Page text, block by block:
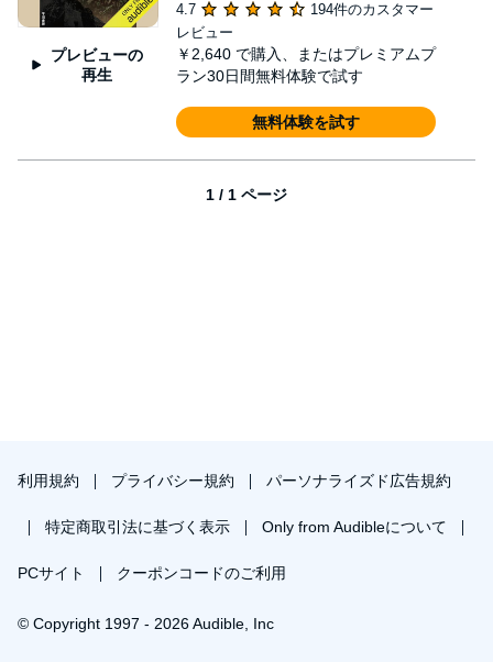
プレビューの
再生
4.7
194件のカスタマー
レビュー
￥2,640 で購入、またはプレミアムプ
ラン30日間無料体験で試す
無料体験を試す
1 / 1 ページ
利用規約 プライバシー規約 パーソナライズド広告規約
特定商取引法に基づく表示 Only from Audibleについて
PCサイト クーポンコードのご利用
© Copyright 1997 - 2026 Audible, Inc